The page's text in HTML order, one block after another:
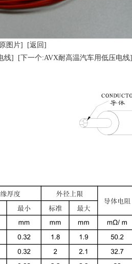
图片]
[返回]
线]
[下一个:AVX耐高温汽车用低压电线]